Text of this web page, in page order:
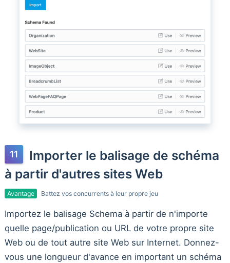
Importer le balisage de schéma
à partir d'autres sites Web
Avantage Battez vos concurrents à leur propre jeu
Importez le balisage Schema à partir de n'importe
quelle page/publication ou URL de votre propre site
Web ou de tout autre site Web sur Internet. Donnez-
vous une longueur d'avance en important un schéma